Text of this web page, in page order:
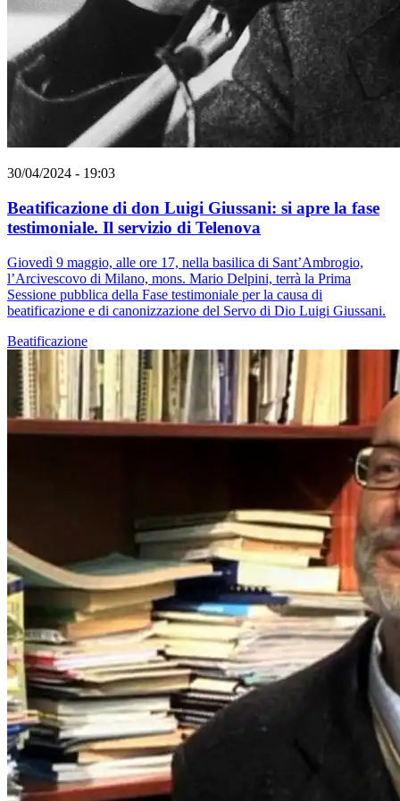
30/04/2024 - 19:03
Beatificazione di don Luigi Giussani: si apre la fase
testimoniale. Il servizio di Telenova
Giovedì 9 maggio, alle ore 17, nella basilica di Sant’Ambrogio,
l’Arcivescovo di Milano, mons. Mario Delpini, terrà la Prima
Sessione pubblica della Fase testimoniale per la causa di
beatificazione e di canonizzazione del Servo di Dio Luigi Giussani.
Beatificazione